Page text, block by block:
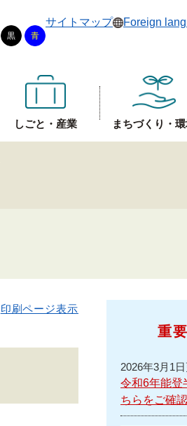
黒 青
サイトマップ
Foreign
しごと・産業 まちづくり・
印刷ページ表示
重
2026年3月1
令和6年能登
ちらをご確